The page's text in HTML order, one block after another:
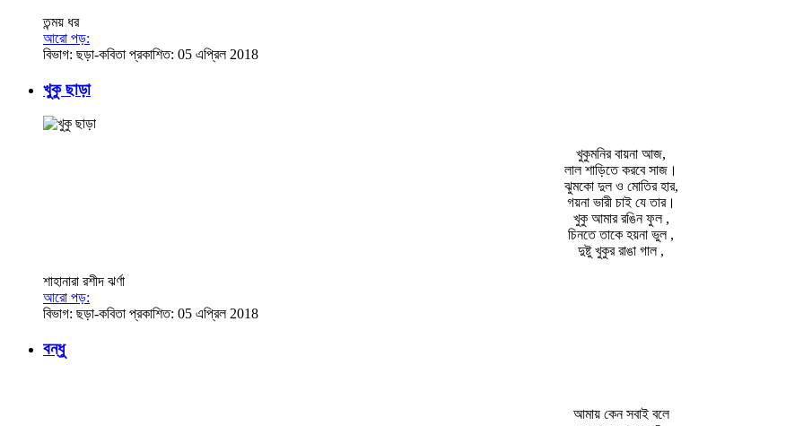
তন্ময় ধর
আরো পড়:
বিভাগ: ছড়া-কবিতা প্রকাশিত: 05 এপ্রিল 2018
খুকু ছাড়া
খুকুমনির বায়না আজ,
লাল শাড়িতে করবে সাজ।
ঝুমকো দুল ও মোতির হার,
গয়না ভারী চাই যে তার।
খুকু আমার রঙিন ফুল ,
চিনতে তাকে হয়না ভুল ,
দুষ্টু খুকুর রাঙা গাল ,
শাহানারা রশীদ ঝর্ণা
আরো পড়:
বিভাগ: ছড়া-কবিতা প্রকাশিত: 05 এপ্রিল 2018
বন্ধু
আমায় কেন সবাই বলে